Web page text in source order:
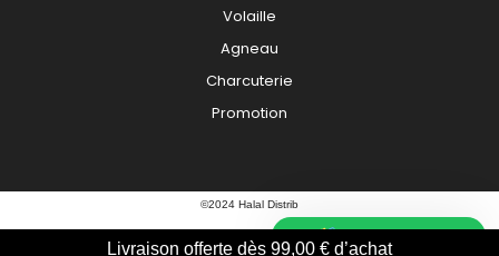
Volaille
Agneau
Charcuterie
Promotion
©2024 Halal Distrib
Livraison offerte dès 99,00 € d’achat